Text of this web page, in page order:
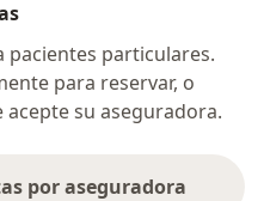
pacientes particulares.
para reservar, o
su aseguradora.
por aseguradora